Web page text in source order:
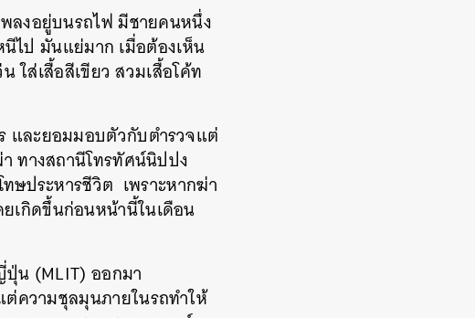
ลงอยู่บนรถไฟ มีชายคนหนึ่ง
ไป มันแย่มาก เมื่อต้องเห็น
ส่เสื้อสีเขียว สวมเสื้อโค้ท
และยอมมอบตัวกับตำรวจแต่
ทางสถานีโทรทัศน์นิปปง
ษประหารชีวิต เพราะหากฆ่า
เกิดขึ้นก่อนหน้านี้ในเดือน
ปุ่น (MLIT) ออกมา
ต่ความชุลมุนภายในรถทำให้